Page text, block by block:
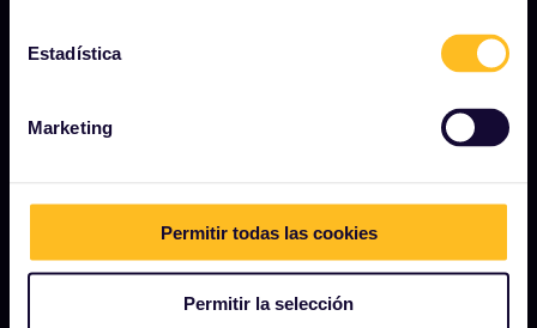
Estadística
Marketing
Permitir todas las cookies
Permitir la selección
¿Qué es Interrail?
Revista
Ayuda